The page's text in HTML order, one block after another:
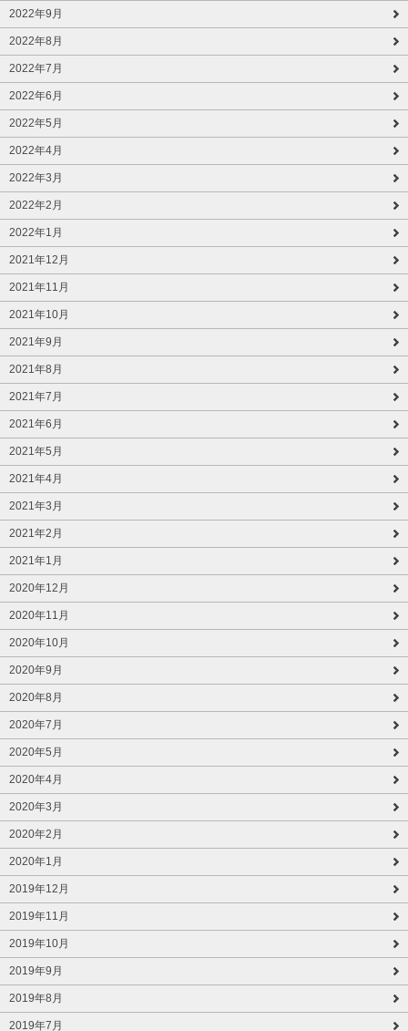
2022年9月
2022年8月
2022年7月
2022年6月
2022年5月
2022年4月
2022年3月
2022年2月
2022年1月
2021年12月
2021年11月
2021年10月
2021年9月
2021年8月
2021年7月
2021年6月
2021年5月
2021年4月
2021年3月
2021年2月
2021年1月
2020年12月
2020年11月
2020年10月
2020年9月
2020年8月
2020年7月
2020年5月
2020年4月
2020年3月
2020年2月
2020年1月
2019年12月
2019年11月
2019年10月
2019年9月
2019年8月
2019年7月